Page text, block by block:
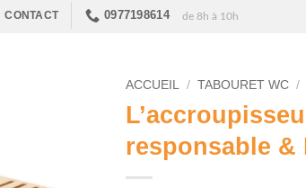
CONTACT 0977198614 de 8h à 10h
ACCUEIL / TABOURET WC /
responsable &